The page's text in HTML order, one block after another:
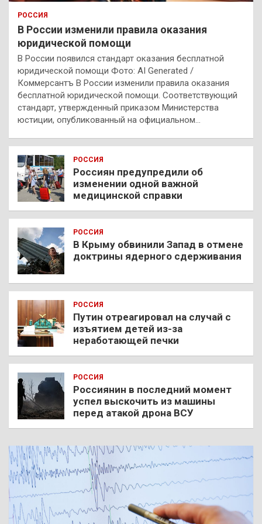
РОССИЯ
В России изменили правила оказания
юридической помощи
В России появился стандарт оказания бесплатной
юридической помощи Фото: AI Generated /
Коммерсантъ В России изменили правила оказания
бесплатной юридической помощи. Соответствующий
стандарт, утвержденный приказом Министерства
юстиции, опубликованный на официальном…
РОССИЯ
Россиян предупредили об
изменении одной важной
медицинской справки
РОССИЯ
В Крыму обвинили Запад в отмене
доктрины ядерного сдерживания
РОССИЯ
Путин отреагировал на случай с
изъятием детей из-за
неработающей печки
РОССИЯ
Россиянин в последний момент
успел выскочить из машины
перед атакой дрона ВСУ